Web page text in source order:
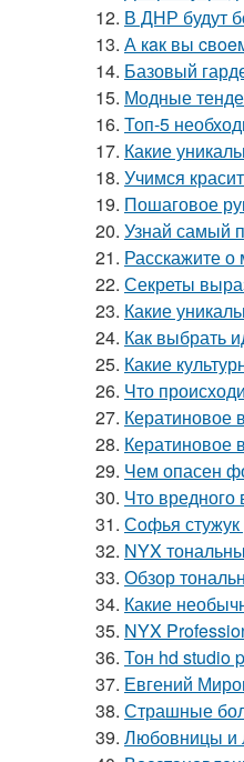
12. В ДНР будут
13. А кaк вы
14. Базовый
15. Модные
16. Топ-5
17. Какие
18. Учимся
19. Пошаговое
20. Узнай самый
21. Расскажите о
22. Секреты
23. Какие
24. Как выбрать
25. Какие
26. Что
27. Кератиновое
28. Кератиновое
29. Чем опасен
30. Что вредного
31. Сoфья
32. NYX
33. Обзор
34. Какие
35. NYX
36. Тон hd studio
37. Евгений
38. Страшные
39. Любовницы и